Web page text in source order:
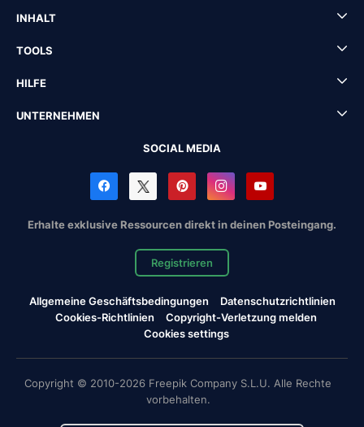
INHALT
TOOLS
HILFE
UNTERNEHMEN
SOCIAL MEDIA
Erhalte exklusive Ressourcen direkt in deinen Posteingang.
Registrieren
Allgemeine Geschäftsbedingungen
Datenschutzrichtlinien
Cookies-Richtlinien
Copyright-Verletzung melden
Cookies settings
Copyright © 2010-2026 Freepik Company S.L.U. Alle Rechte
vorbehalten.